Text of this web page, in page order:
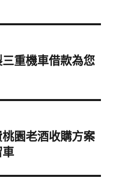
重機車借款為您
園老酒收購方案